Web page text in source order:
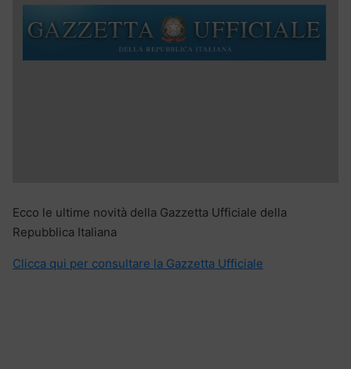
Ecco le ultime novità della Gazzetta Ufficiale della
Repubblica Italiana
Clicca qui per consultare la Gazzetta Ufficiale